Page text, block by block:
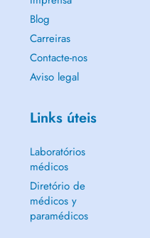
Blog
Carreiras
Contacte-nos
Aviso legal
Links úteis
Laboratórios
médicos
Diretório de
médicos y
paramédicos